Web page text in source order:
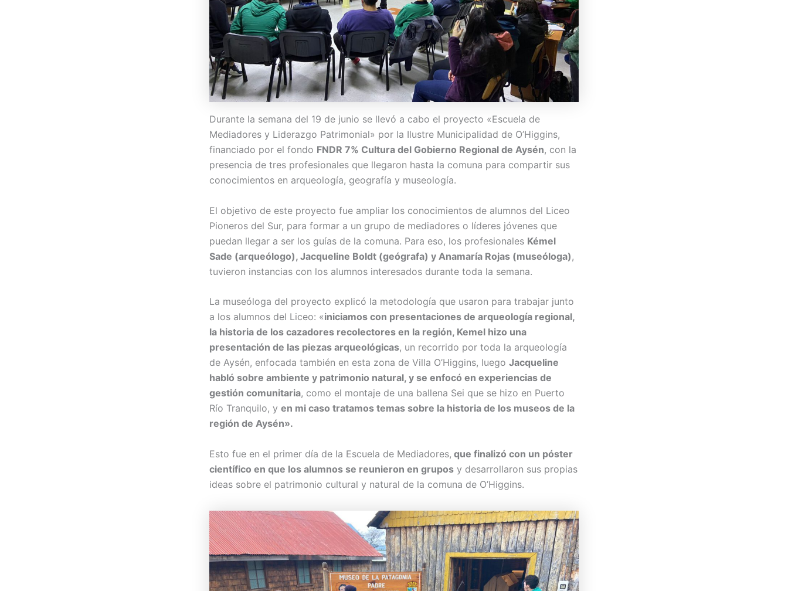
Durante la semana del 19 de junio se llevó a cabo el proyecto «Escuela de
Mediadores y Liderazgo Patrimonial» por la Ilustre Municipalidad de O’Higgins,
financiado por el fondo FNDR 7% Cultura del Gobierno Regional de Aysén, con la
presencia de tres profesionales que llegaron hasta la comuna para compartir sus
conocimientos en arqueología, geografía y museología.
El objetivo de este proyecto fue ampliar los conocimientos de alumnos del Liceo
Pioneros del Sur, para formar a un grupo de mediadores o líderes jóvenes que
puedan llegar a ser los guías de la comuna. Para eso, los profesionales Kémel
Sade (arqueólogo), Jacqueline Boldt (geógrafa) y Anamaría Rojas (museóloga) ,
tuvieron instancias con los alumnos interesados durante toda la semana.
La museóloga del proyecto explicó la metodología que usaron para trabajar junto
a los alumnos del Liceo: «iniciamos con presentaciones de arqueología regional,
la historia de los cazadores recolectores en la región, Kemel hizo una
presentación de las piezas arqueológicas, un recorrido por toda la arqueología
de Aysén, enfocada también en esta zona de Villa O’Higgins, luego Jacqueline
habló sobre ambiente y patrimonio natural, y se enfocó en experiencias de
gestión comunitaria, como el montaje de una ballena Sei que se hizo en Puerto
Río Tranquilo, y en mi caso tratamos temas sobre la historia de los museos de la
región de Aysén».
Esto fue en el primer día de la Escuela de Mediadores, que finalizó con un póster
científico en que los alumnos se reunieron en grupos y desarrollaron sus propias
ideas sobre el patrimonio cultural y natural de la comuna de O’Higgins.